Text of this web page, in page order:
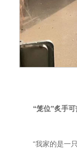
“笼位”炙手可
“我家的是一只